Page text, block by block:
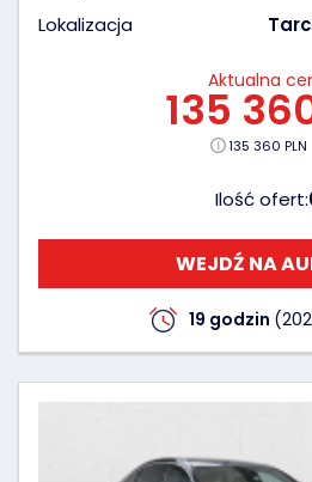
Lokalizacja
Aktualna
135
135 360 PLN
Ilość ofert:
WEJDŹ NA
19 godzin